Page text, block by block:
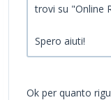
trovi su "Online
Spero aiuti!
Ok per quanto